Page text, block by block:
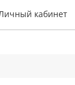
кабинет